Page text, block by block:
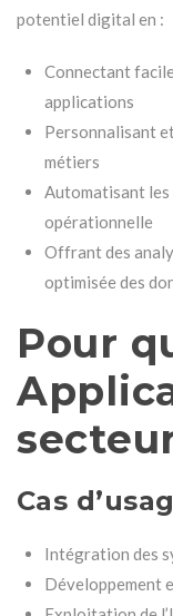
potentiel digital en :
Connectant
applications
Personnalisant
métiers
Automatisant les
opérationnelle
Offrant des
optimisée des
Pour
Cas
Intégration des
Développement